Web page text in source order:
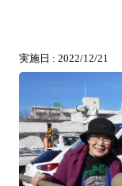
実施日 : 2022/12/21